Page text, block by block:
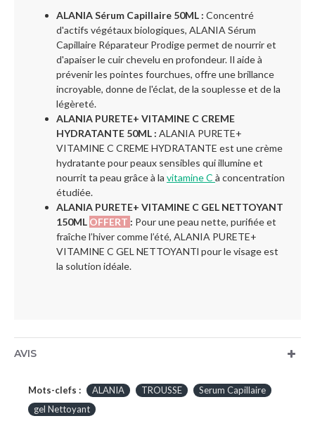
ALANIA Sérum Capillaire 50ML​ : Concentré
d'actifs végétaux biologiques, ALANIA Sérum
Capillaire Réparateur Prodige permet de nourrir et
d'apaiser le cuir chevelu en profondeur. Il aide à
prévenir les pointes fourchues, offre une brillance
incroyable, donne de l'éclat, de la souplesse et de la
légèreté.
ALANIA PURETE+ VITAMINE C CREME
HYDRATANTE 50ML : ALANIA PURETE+
VITAMINE C CREME HYDRATANTE est une crème
hydratante pour peaux sensibles qui illumine et
nourrit ta peau grâce à la vitamine C à concentration
étudiée.
ALANIA PURETE+ VITAMINE C GEL NETTOYANT
150ML OFFERT : Pour une peau nette, purifiée et
fraîche l’hiver comme l’été, ALANIA PURETE+
VITAMINE C GEL NETTOYANTl pour le visage est
la solution idéale.
AVIS
Mots-clefs : ALANIA TROUSSE
Serum Capillaire
gel Nettoyant